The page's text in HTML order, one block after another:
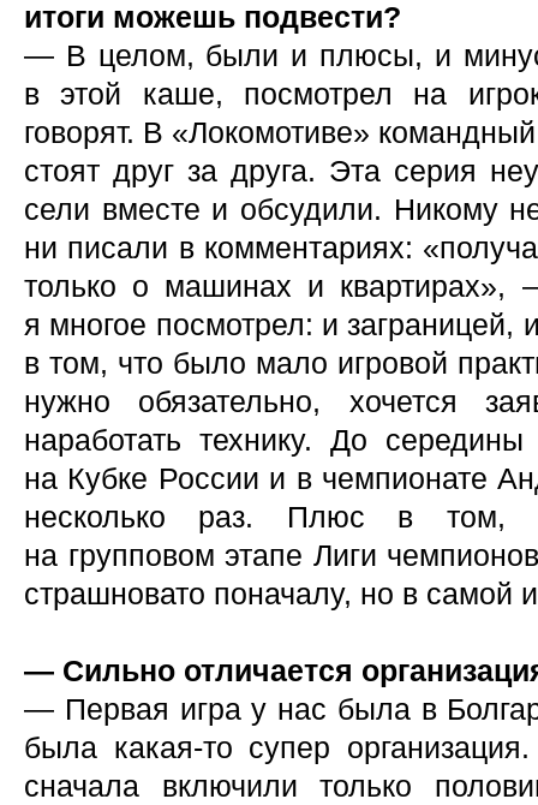
итоги можешь подвести?
— В целом, были и плюсы, и
в этой каше, посмотрел на
говорят. В «Локомотиве»
стоят друг за друга. Эта серия
сели вместе и обсудили. Никому
ни писали в комментариях:
только о машинах и квартирах»,
я многое посмотрел: и
в том, что было мало игровой
нужно обязательно, хочется
наработать технику. До
на Кубке России и в чемпионате
несколько раз. Плюс в том,
на групповом этапе Лиги
страшновато поначалу, но в самой
— Сильно отличается
— Первая игра у нас была в
была какая-то супер
сначала включили только